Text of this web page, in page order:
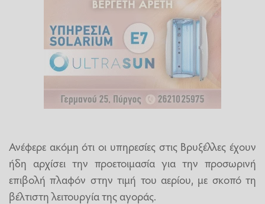
Ανέφερε ακόμη ότι οι υπηρεσίες στις Βρυξέλλες έχουν
ήδη αρχίσει την προετοιμασία για την προσωρινή
επιβολή πλαφόν στην τιμή του αερίου, με σκοπό τη
βέλτιστη λειτουργία της αγοράς.